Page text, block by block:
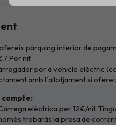
pàrquing interior de
/ Per nit
per a vehicle elèctric
amb l´allotjament si
compte:
elèctrica per 12€/nit.
trobaràs la presa de